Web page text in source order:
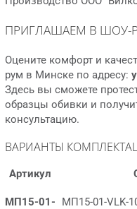
ПРИГЛАШАЕМ В ШОУ-
Оцените комфорт и
рум в Минске по адресу:
Здесь вы сможете
образцы обивки и
консультацию.
ВАРИАНТЫ
Артикул
МП15-01-
МП15-01-VLK-